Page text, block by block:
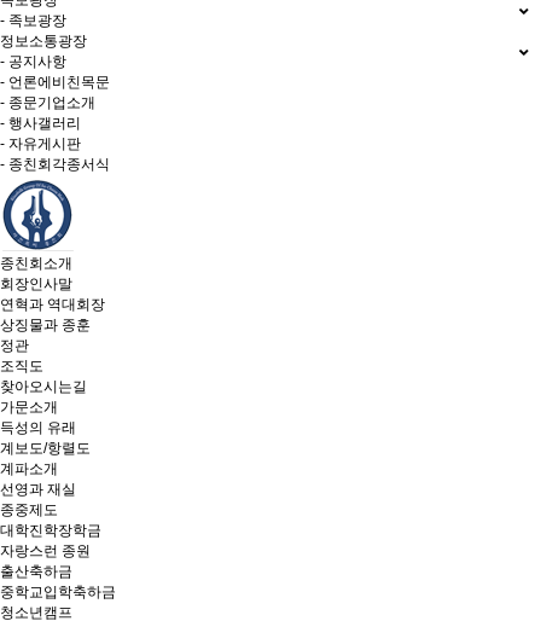
- 족보광장
정보소통광장
- 공지사항
- 언론에비친목문
- 종문기업소개
- 행사갤러리
- 자유게시판
- 종친회각종서식
종친회소개
회장인사말
연혁과 역대회장
상징물과 종훈
정관
조직도
찾아오시는길
가문소개
득성의 유래
계보도/항렬도
계파소개
선영과 재실
종중제도
대학진학장학금
자랑스런 종원
출산축하금
중학교입학축하금
청소년캠프